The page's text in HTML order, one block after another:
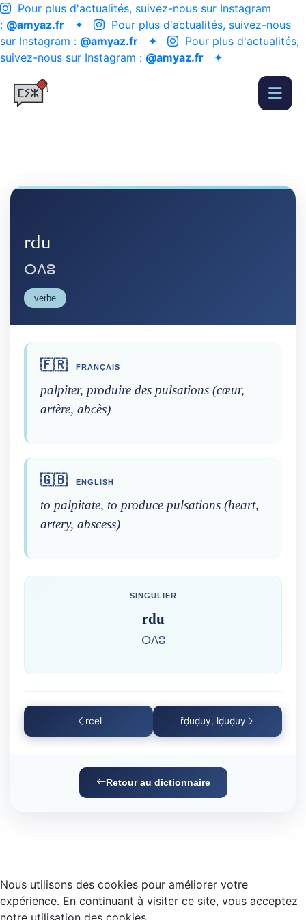
Pour plus d'actualités, suivez-nous sur Instagram
: @amyaz.fr ✦
Pour plus d'actualités, suivez-nous
sur Instagram : @amyaz.fr ✦
Pour plus d'actualités,
suivez-nous sur Instagram : @amyaz.fr ✦
rdu
ⵔⴷⵓ
verbe
🇫🇷 FRANÇAIS
palpiter, produire des pulsations (cœur,
artère, abcès)
🇬🇧 ENGLISH
to palpitate, to produce pulsations (heart,
artery, abscess)
SINGULIER
rdu
ⵔⴷⵓ
rcel řḍuḍuy, lḍuḍuy
Retour au dictionnaire
Nous utilisons des cookies pour améliorer votre
expérience. En continuant à visiter ce site, vous acceptez
notre utilisation des cookies.